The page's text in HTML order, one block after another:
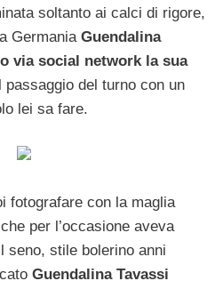
soltanto ai calci di rigore,
Germania Guendalina
via social network la sua
passaggio del turno con un
lei sa fare.
fotografare con la maglia
per l’occasione aveva
seno, stile bolerino anni
Guendalina Tavassi